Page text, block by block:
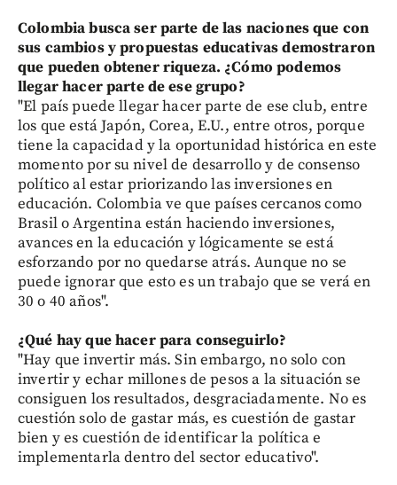
Colombia busca ser parte de las naciones que con
sus cambios y propuestas educativas demostraron
que pueden obtener riqueza. ¿Cómo podemos
llegar hacer parte de ese grupo?
"El país puede llegar hacer parte de ese club, entre
los que está Japón, Corea, E.U., entre otros, porque
tiene la capacidad y la oportunidad histórica en este
momento por su nivel de desarrollo y de consenso
político al estar priorizando las inversiones en
educación. Colombia ve que países cercanos como
Brasil o Argentina están haciendo inversiones,
avances en la educación y lógicamente se está
esforzando por no quedarse atrás. Aunque no se
puede ignorar que esto es un trabajo que se verá en
30 o 40 años".
¿Qué hay que hacer para conseguirlo?
"Hay que invertir más. Sin embargo, no solo con
invertir y echar millones de pesos a la situación se
consiguen los resultados, desgraciadamente. No es
cuestión solo de gastar más, es cuestión de gastar
bien y es cuestión de identificar la política e
implementarla dentro del sector educativo".